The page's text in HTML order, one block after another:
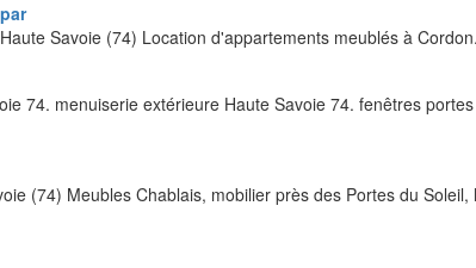
Savoie (74) Location d'appartements meublés à
74. menuiserie extérieure Haute Savoie 74. fenêtres
(74) Meubles Chablais, mobilier près des Portes du